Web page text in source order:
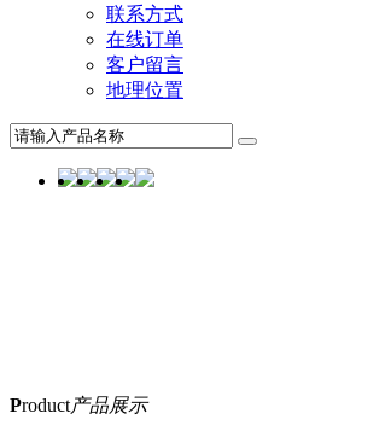
联系方式
在线订单
客户留言
地理位置
Product产品展示